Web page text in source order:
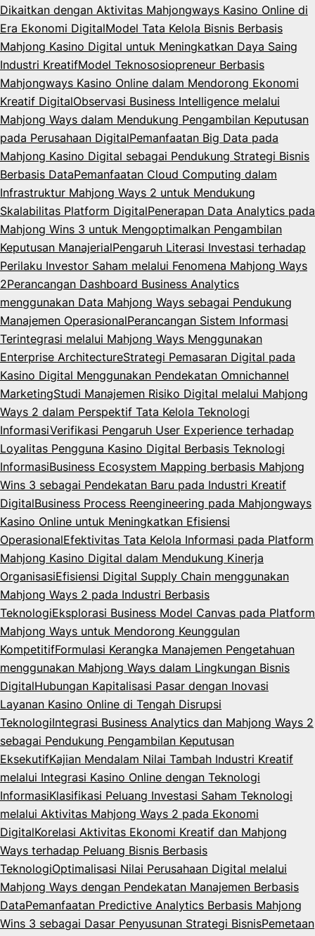
Dikaitkan dengan Aktivitas Mahjongways Kasino Online di
Era Ekonomi DigitalModel Tata Kelola Bisnis Berbasis
Mahjong Kasino Digital untuk Meningkatkan Daya Saing
Industri KreatifModel Teknososiopreneur Berbasis
Mahjongways Kasino Online dalam Mendorong Ekonomi
Kreatif DigitalObservasi Business Intelligence melalui
Mahjong Ways dalam Mendukung Pengambilan Keputusan
pada Perusahaan DigitalPemanfaatan Big Data pada
Mahjong Kasino Digital sebagai Pendukung Strategi Bisnis
Berbasis DataPemanfaatan Cloud Computing dalam
Infrastruktur Mahjong Ways 2 untuk Mendukung
Skalabilitas Platform DigitalPenerapan Data Analytics pada
Mahjong Wins 3 untuk Mengoptimalkan Pengambilan
Keputusan ManajerialPengaruh Literasi Investasi terhadap
Perilaku Investor Saham melalui Fenomena Mahjong Ways
2Perancangan Dashboard Business Analytics
menggunakan Data Mahjong Ways sebagai Pendukung
Manajemen OperasionalPerancangan Sistem Informasi
Terintegrasi melalui Mahjong Ways Menggunakan
Enterprise ArchitectureStrategi Pemasaran Digital pada
Kasino Digital Menggunakan Pendekatan Omnichannel
MarketingStudi Manajemen Risiko Digital melalui Mahjong
Ways 2 dalam Perspektif Tata Kelola Teknologi
InformasiVerifikasi Pengaruh User Experience terhadap
Loyalitas Pengguna Kasino Digital Berbasis Teknologi
InformasiBusiness Ecosystem Mapping berbasis Mahjong
Wins 3 sebagai Pendekatan Baru pada Industri Kreatif
DigitalBusiness Process Reengineering pada Mahjongways
Kasino Online untuk Meningkatkan Efisiensi
OperasionalEfektivitas Tata Kelola Informasi pada Platform
Mahjong Kasino Digital dalam Mendukung Kinerja
OrganisasiEfisiensi Digital Supply Chain menggunakan
Mahjong Ways 2 pada Industri Berbasis
TeknologiEksplorasi Business Model Canvas pada Platform
Mahjong Ways untuk Mendorong Keunggulan
KompetitifFormulasi Kerangka Manajemen Pengetahuan
menggunakan Mahjong Ways dalam Lingkungan Bisnis
DigitalHubungan Kapitalisasi Pasar dengan Inovasi
Layanan Kasino Online di Tengah Disrupsi
TeknologiIntegrasi Business Analytics dan Mahjong Ways 2
sebagai Pendukung Pengambilan Keputusan
EksekutifKajian Mendalam Nilai Tambah Industri Kreatif
melalui Integrasi Kasino Online dengan Teknologi
InformasiKlasifikasi Peluang Investasi Saham Teknologi
melalui Aktivitas Mahjong Ways 2 pada Ekonomi
DigitalKorelasi Aktivitas Ekonomi Kreatif dan Mahjong
Ways terhadap Peluang Bisnis Berbasis
TeknologiOptimalisasi Nilai Perusahaan Digital melalui
Mahjong Ways dengan Pendekatan Manajemen Berbasis
DataPemanfaatan Predictive Analytics Berbasis Mahjong
Wins 3 sebagai Dasar Penyusunan Strategi BisnisPemetaan